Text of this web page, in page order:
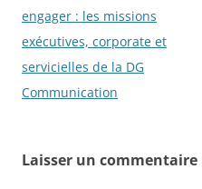
des
articles
engager : les missions
exécutives, corporate et
servicielles de la DG
Communication
Laisser un commentaire